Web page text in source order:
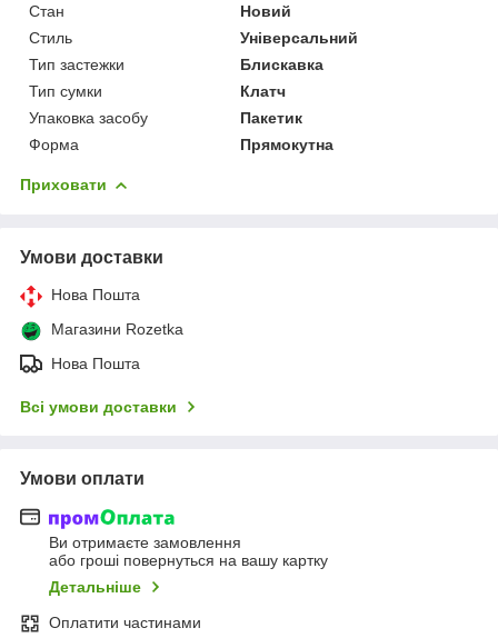
Стан
Новий
Стиль
Універсальний
Тип застежки
Блискавка
Тип сумки
Клатч
Упаковка засобу
Пакетик
Форма
Прямокутна
Приховати
Умови доставки
Нова Пошта
Магазини Rozetka
Нова Пошта
Всі умови доставки
Умови оплати
Ви отримаєте замовлення
або гроші повернуться на вашу картку
Детальніше
Оплатити частинами